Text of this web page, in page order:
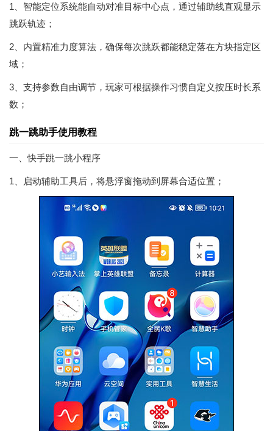
1、智能定位系统能自动对准目标中心点，通过辅助线直观显示
跳跃轨迹；
2、内置精准力度算法，确保每次跳跃都能稳定落在方块指定区
域；
3、支持参数自由调节，玩家可根据操作习惯自定义按压时长系
数；
跳一跳助手使用教程
一、快手跳一跳小程序
1、启动辅助工具后，将悬浮窗拖动到屏幕合适位置；